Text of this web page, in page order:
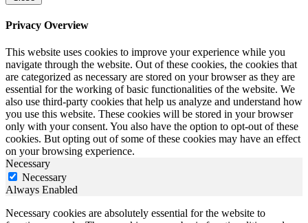
Privacy Overview
This website uses cookies to improve your experience while you
navigate through the website. Out of these cookies, the cookies that
are categorized as necessary are stored on your browser as they are
essential for the working of basic functionalities of the website. We
also use third-party cookies that help us analyze and understand how
you use this website. These cookies will be stored in your browser
only with your consent. You also have the option to opt-out of these
cookies. But opting out of some of these cookies may have an effect
on your browsing experience.
Necessary
Necessary
Always Enabled
Necessary cookies are absolutely essential for the website to